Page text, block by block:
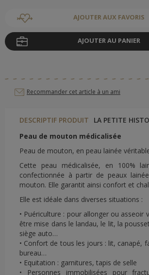
AJOUTER AUX FAVORIS
AJOUTER AU PANIER
Recommander cet article à un ami
DESCRIPTIF PRODUIT
LA PETITE
Peau de mouton médicalisée
Peau de mouton, en peau lainée
Cette peau médicalisée, en 100%
confectionnée à partir de peaux
mouton. Elle garantit ainsi confort et
Elle est idéale dans diverses situations :
• Puériculture : pour allonger ou asseoir
être mise dans le landau, le lit, la
siège auto…
• Confort de tous les jours : lit, canapé,
bureau…
• Equitation : garnitures, tapis de selle
• Personnes immobilisées pour